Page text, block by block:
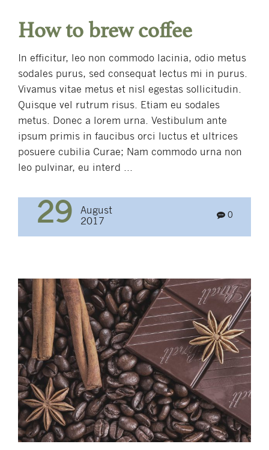
How to brew coffee
In efficitur, leo non commodo lacinia, odio metus
sodales purus, sed consequat lectus mi in purus.
Vivamus vitae metus et nisl egestas sollicitudin.
Quisque vel rutrum risus. Etiam eu sodales
metus. Donec a lorem urna. Vestibulum ante
ipsum primis in faucibus orci luctus et ultrices
posuere cubilia Curae; Nam commodo urna non
leo pulvinar, eu interd ...
29
August
2017
0